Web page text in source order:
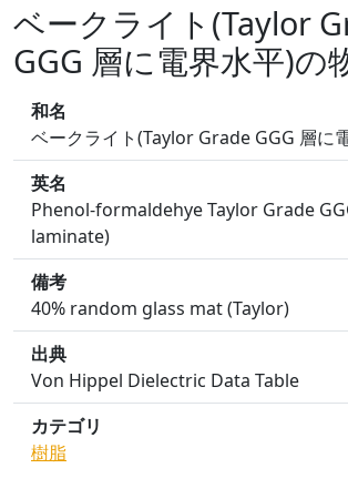
ベークライト(Taylor
GGG 層に電界水平)の
和名
ベークライト(Taylor Grade GGG 層に
英名
Phenol-formaldehye Taylor Grade
laminate)
備考
40% random glass mat (Taylor)
出典
Von Hippel Dielectric Data Table
カテゴリ
樹脂